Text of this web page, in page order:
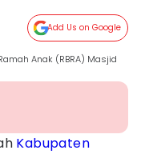
Add Us on Google
Anak (RBRA) Masjid
Kabupaten